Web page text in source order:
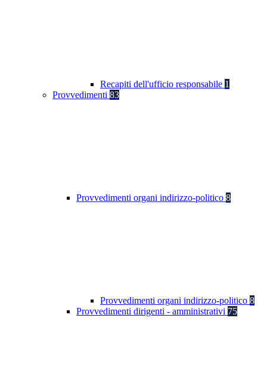
Recapiti dell'ufficio responsabile 1
Provvedimenti 83
Provvedimenti organi indirizzo-politico 8
Provvedimenti organi indirizzo-politico 8
Provvedimenti dirigenti - amministrativi 75